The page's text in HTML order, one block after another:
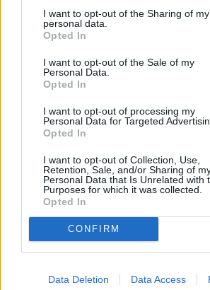
I want to opt-out of the Sharing of my
personal data.
Opted In
I want to opt-out of the Sale of my
Personal Data.
Opted In
I want to opt-out of processing my
Personal Data for Targeted
Opted In
I want to opt-out of Collection, Use,
Retention, Sale, and/or Sharing of
Personal Data that Is Unrelated with
Purposes for which it was collected.
Opted In
CONFIRM
Data Deletion Data Access
O webu parabola.cz •O souborech cookies•
Dovolená u moře•Bazény